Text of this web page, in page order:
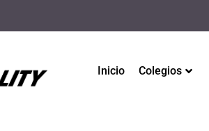
Inicio Colegios